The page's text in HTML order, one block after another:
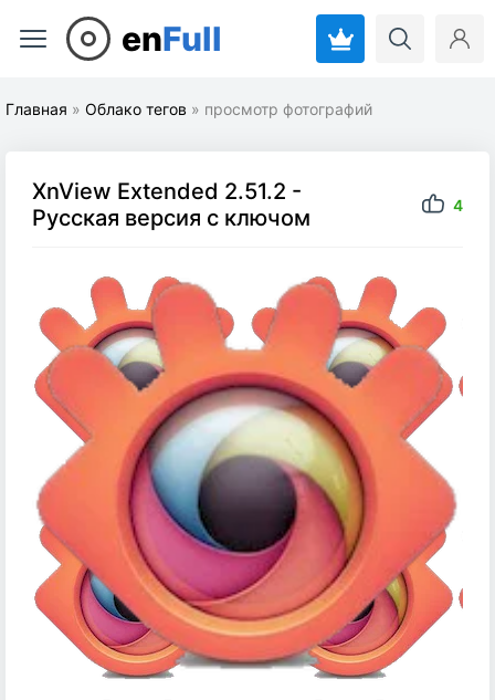
enFull
Главная » Облако тегов » просмотр фотографий
XnView Extended 2.51.2 -
Русская версия с ключом
4